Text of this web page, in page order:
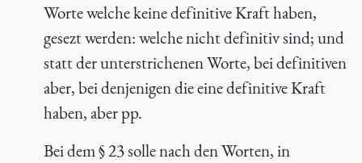
Wortewelche keine definitive Kraft haben,
gesezt werden:welche nicht definitiv sind; und
statt der unterstrichenen Worte,bei definitiven
aber, bei denjenigen die eine definitive Kraft
haben, aber pp.
Bei dem § 23 solle nach den Worten,in